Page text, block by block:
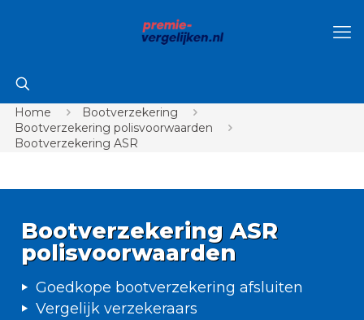
Home
Bootverzekering
Bootverzekering polisvoorwaarden
Bootverzekering ASR
Bootverzekering ASR
polisvoorwaarden
Goedkope bootverzekering afsluiten
Vergelijk verzekeraars